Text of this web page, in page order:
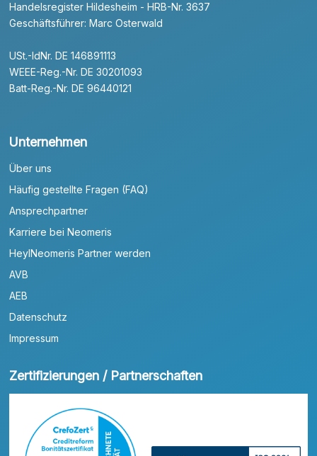
Handelsregister Hildesheim - HRB-Nr. 3637
Geschäftsführer: Marc Osterwald
USt.-IdNr. DE 146891113
WEEE-Reg.-Nr. DE 30201093
Batt-Reg.-Nr. DE 96440121
Unternehmen
Über uns
Häufig gestellte Fragen (FAQ)
Ansprechpartner
Karriere bei Neomeris
HeylNeomeris Partner werden
AVB
AEB
Datenschutz
Impressum
Zertifizierungen / Partnerschaften